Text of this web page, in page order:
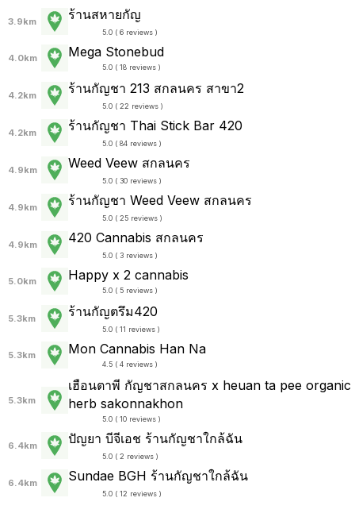
3.9km ร้านสหายกัญ
5.0 ( 6 reviews )
4.0km Mega Stonebud
5.0 ( 18 reviews )
4.2km ร้านกัญชา 213 สกลนคร สาขา2
5.0 ( 22 reviews )
4.2km ร้านกัญชา Thai Stick Bar 420
5.0 ( 84 reviews )
4.9km Weed Veew สกลนคร
5.0 ( 30 reviews )
4.9km ร้านกัญชา Weed Veew สกลนคร
5.0 ( 25 reviews )
4.9km 420 Cannabis สกลนคร
5.0 ( 3 reviews )
5.0km Happy x 2 cannabis
5.0 ( 5 reviews )
5.3km ร้านกัญตรึม420
5.0 ( 11 reviews )
5.3km Mon Cannabis Han Na
4.5 ( 4 reviews )
5.3km
เฮือนตาพี กัญชาสกลนคร x heuan ta pee organic
herb sakonnakhon
5.0 ( 10 reviews )
6.4km ปัญยา บีจีเอช ร้านกัญชาใกล้ฉัน
5.0 ( 2 reviews )
6.4km Sundae BGH ร้านกัญชาใกล้ฉัน
5.0 ( 12 reviews )